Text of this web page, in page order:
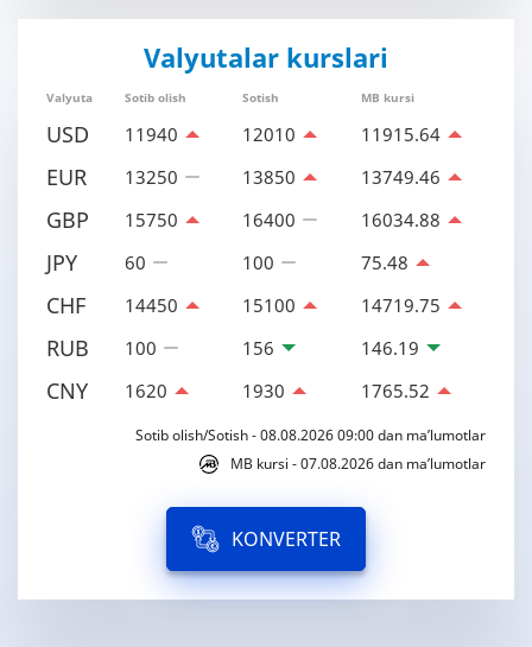
Valyutalar kurslari
Valyuta Sotib olish Sotish MB kursi
USD 11940 12010 11915.64
EUR 13250 13850 13749.46
GBP 15750 16400 16034.88
JPY 60 100 75.48
CHF 14450 15100 14719.75
RUB 100 156 146.19
CNY 1620 1930 1765.52
Sotib olish/Sotish - 08.08.2026 09:00 dan ma’lumotlar
MB kursi - 07.08.2026 dan ma’lumotlar
KONVERTER